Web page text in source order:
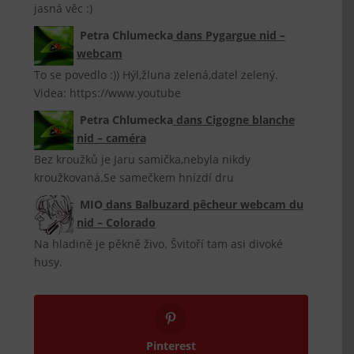
jasná věc :)
Petra Chlumecka dans Pygargue nid –
webcam
To se povedlo :)) Hýl,žluna zelená,datel zelený.
Videa: https://www.youtube
Petra Chlumecka dans Cigogne blanche
nid – caméra
Bez kroužků je Jaru samička,nebyla nikdy
kroužkovaná.Se samečkem hnízdí dru
MIO dans Balbuzard pêcheur webcam du
nid – Colorado
Na hladině je pěkně živo. Švitoří tam asi divoké
husy.
Pinterest